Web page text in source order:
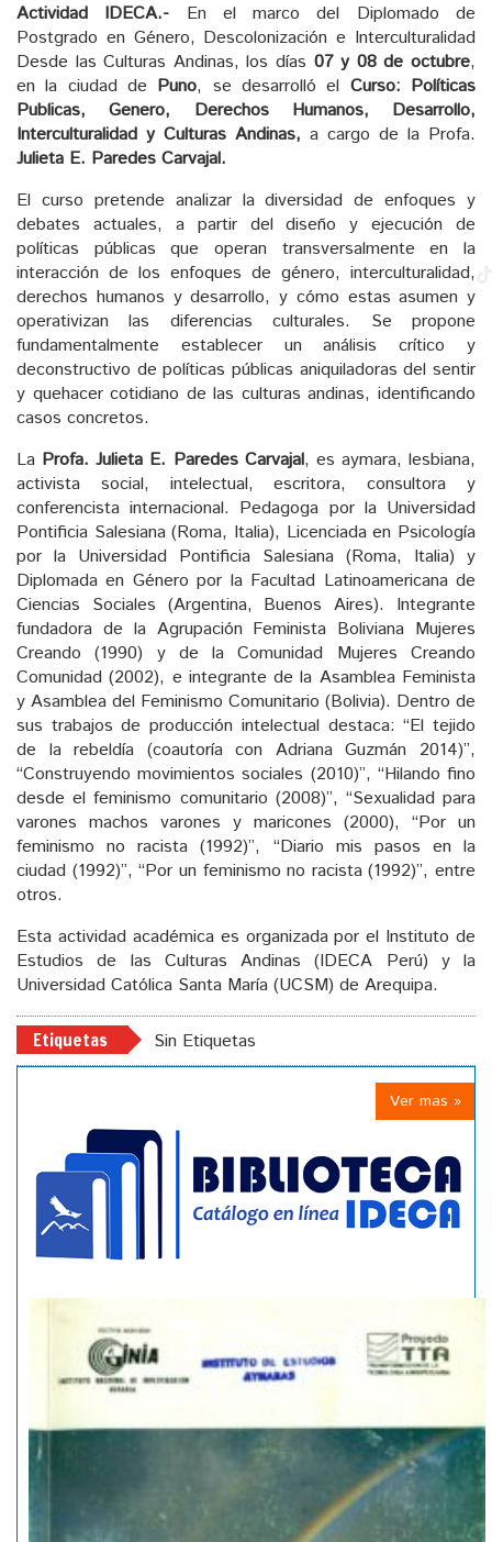
Actividad IDECA.- En el marco del Diplomado de
Postgrado en Género, Descolonización e Interculturalidad
Desde las Culturas Andinas, los días 07 y 08 de octubre,
en la ciudad de Puno, se desarrolló el Curso: Políticas
Publicas, Genero, Derechos Humanos, Desarrollo,
Interculturalidad y Culturas Andinas, a cargo de la Profa.
Julieta E. Paredes Carvajal.
El curso pretende analizar la diversidad de enfoques y
debates actuales, a partir del diseño y ejecución de
políticas públicas que operan transversalmente en la
interacción de los enfoques de género, interculturalidad,
derechos humanos y desarrollo, y cómo estas asumen y
operativizan las diferencias culturales. Se propone
fundamentalmente establecer un análisis crítico y
deconstructivo de políticas públicas aniquiladoras del sentir
y quehacer cotidiano de las culturas andinas, identificando
casos concretos.
La Profa. Julieta E. Paredes Carvajal, es aymara, lesbiana,
activista social, intelectual, escritora, consultora y
conferencista internacional. Pedagoga por la Universidad
Pontificia Salesiana (Roma, Italia), Licenciada en Psicología
por la Universidad Pontificia Salesiana (Roma, Italia) y
Diplomada en Género por la Facultad Latinoamericana de
Ciencias Sociales (Argentina, Buenos Aires). Integrante
fundadora de la Agrupación Feminista Boliviana Mujeres
Creando (1990) y de la Comunidad Mujeres Creando
Comunidad (2002), e integrante de la Asamblea Feminista
y Asamblea del Feminismo Comunitario (Bolivia). Dentro de
sus trabajos de producción intelectual destaca: “El tejido
de la rebeldía (coautoría con Adriana Guzmán 2014)”,
“Construyendo movimientos sociales (2010)”, “Hilando fino
desde el feminismo comunitario (2008)”, “Sexualidad para
varones machos varones y maricones (2000), “Por un
feminismo no racista (1992)”, “Diario mis pasos en la
ciudad (1992)”, “Por un feminismo no racista (1992)”, entre
otros.
Esta actividad académica es organizada por el Instituto de
Estudios de las Culturas Andinas (IDECA Perú) y la
Universidad Católica Santa María (UCSM) de Arequipa.
Etiquetas Sin Etiquetas
Ver mas »